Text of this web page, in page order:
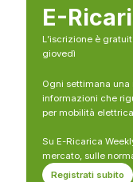
E-
L’iscrizione è
giovedì
Ogni settimana
informazioni che
per mobilità
Su E-Ricarica
mercato, sulle
Registrati subito